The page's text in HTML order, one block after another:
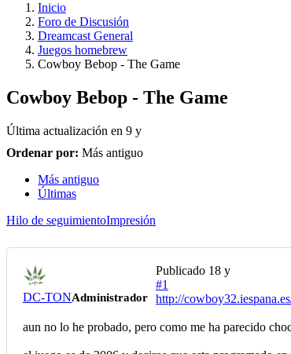
Inicio
Foro de Discusión
Dreamcast General
Juegos homebrew
Cowboy Bebop - The Game
Cowboy Bebop - The Game
Última actualización en 9 y
Ordenar por: Más antiguo
Más antiguo
Últimas
Hilo de seguimientoImpresión
DC-TONAdministrador
Publicado 18 y
#1
http://
aun no lo he probado, pero como me ha parecido